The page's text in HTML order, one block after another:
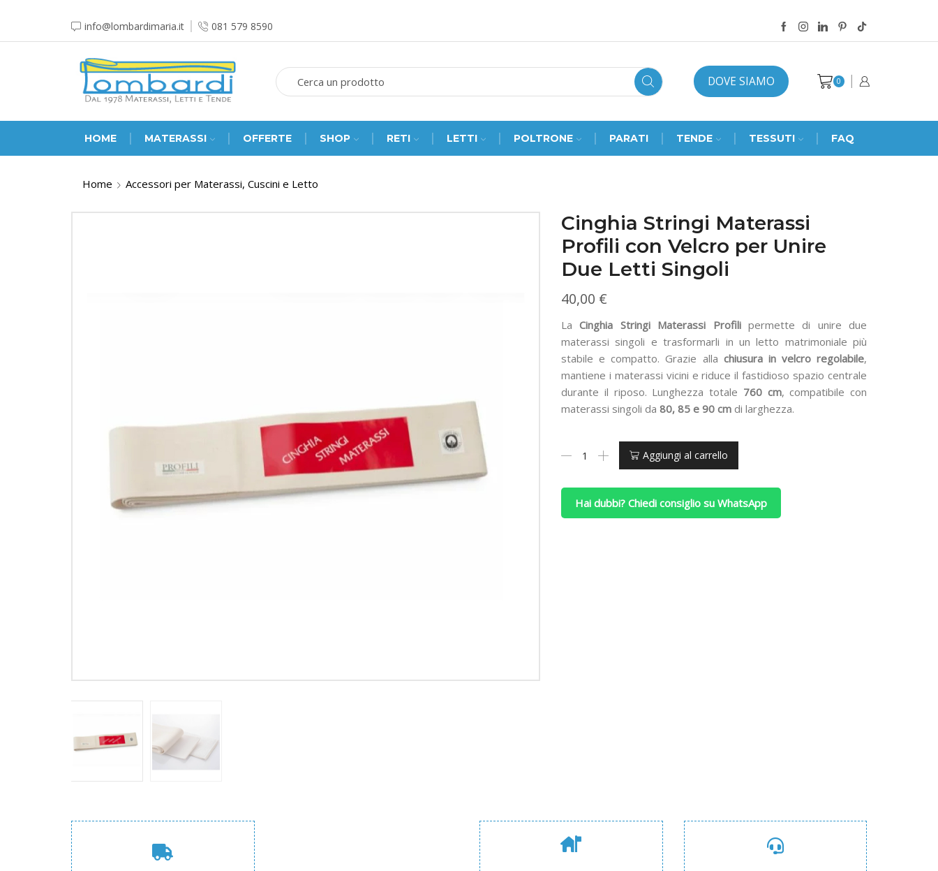
info@lombardimaria.it 081 579 8590
DOVE SIAMO 0
HOME MATERASSI OFFERTE SHOP RETI LETTI POLTRONE PARATI TENDE TESSUTI FAQ
Home Accessori per Materassi, Cuscini e Letto
Cinghia Stringi Materassi
Profili con Velcro per Unire
Due Letti Singoli
40,00 €
LaCinghia Stringi Materassi Profilipermette di unire due
materassi singoli e trasformarli in un letto matrimoniale più
stabile e compatto. Grazie alla chiusura in velcro regolabile,
mantiene i materassi vicini e riduce il fastidioso spazio centrale
durante il riposo. Lunghezza totale 760 cm, compatibile con
materassi singoli da 80, 85 e 90 cm di larghezza.
Stringi
Profili
con
Velcro
Aggiungi al carrello
Hai dubbi? Chiedi consiglio su WhatsApp